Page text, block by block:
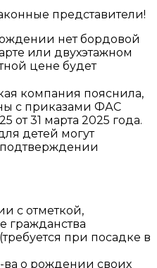
представители!
нет бордовой
или двухэтажном
цене будет
компания пояснила,
с приказами ФАС
от 31 марта 2025 года.
детей могут
с отметкой,
гражданства
при посадке в
ва о рождении своих